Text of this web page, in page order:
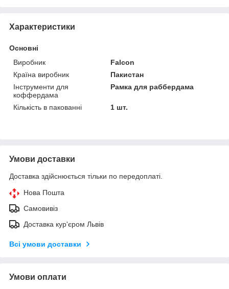
Характеристики
Основні
Виробник
Falcon
Країна виробник
Пакистан
Інструменти для
коффердама
Рамка для раббердама
Кількість в пакованні 1 шт.
Умови доставки
Доставка здійснюється тільки по передоплаті.
Нова Пошта
Самовивіз
Доставка кур'єром Львів
Всі умови доставки
Умови оплати